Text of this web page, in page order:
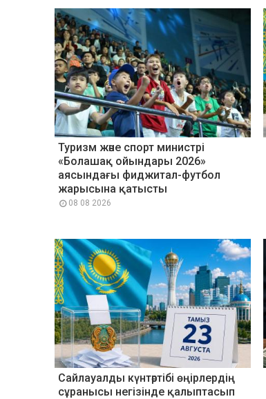
Туризм және спорт министрі
«Болашақ ойындары 2026»
аясындағы фиджитал-футбол
жарысына қатысты
08 08 2026
Сайлауалды күнтәртібі өңірлердің
сұранысы негізінде қалыптасып